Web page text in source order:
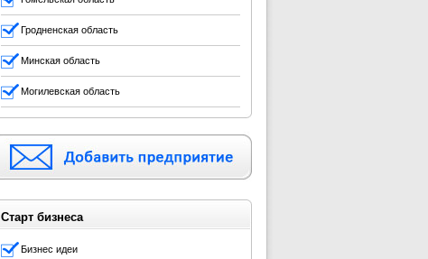
Гродненская область
Минская область
Могилевская область
Старт бизнеса
Бизнес идеи